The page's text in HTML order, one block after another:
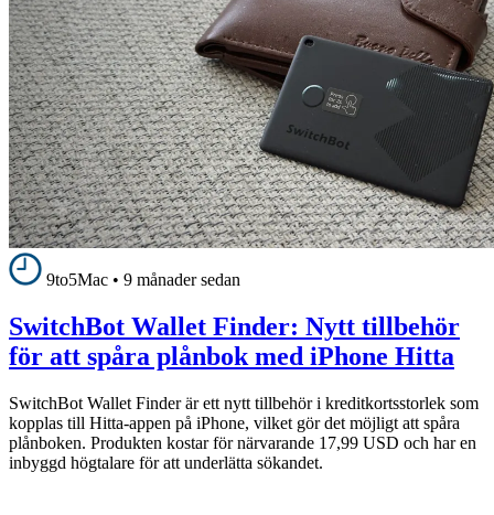
9to5Mac • 9 månader sedan
SwitchBot Wallet Finder: Nytt tillbehör
för att spåra plånbok med iPhone Hitta
SwitchBot Wallet Finder är ett nytt tillbehör i kreditkortsstorlek som
kopplas till Hitta-appen på iPhone, vilket gör det möjligt att spåra
plånboken. Produkten kostar för närvarande 17,99 USD och har en
inbyggd högtalare för att underlätta sökandet.